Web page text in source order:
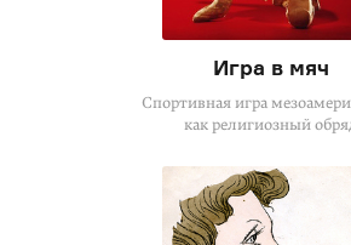
Игра в мяч
Спортивная игра
как религиозный